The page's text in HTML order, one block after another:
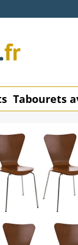
Tabourets